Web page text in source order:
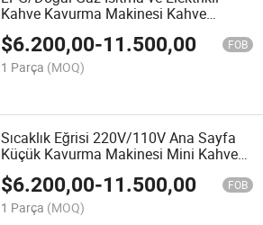
Kahve Kavurma Makinesi Kahve
Çekirdeği Kavurma Makinesi
$6.200,00-11.500,00 FOB
1 Parça (MOQ)
Sıcaklık Eğrisi 220V/110V Ana Sayfa
Küçük Kavurma Makinesi Mini Kahve
Kavurma Makinesi
$6.200,00-11.500,00 FOB
1 Parça (MOQ)